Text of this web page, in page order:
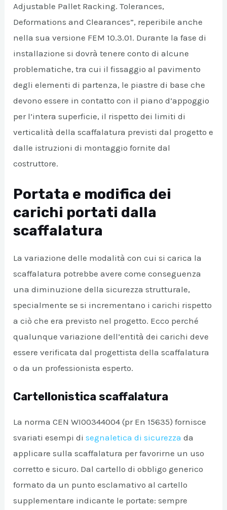
Adjustable Pallet Racking. Tolerances,
Deformations and Clearances”, reperibile anche
nella sua versione FEM 10.3.01. Durante la fase di
installazione si dovrà tenere conto di alcune
problematiche, tra cui il fissaggio al pavimento
degli elementi di partenza, le piastre di base che
devono essere in contatto con il piano d’appoggio
per l’intera superficie, il rispetto dei limiti di
verticalità della scaffalatura previsti dal progetto e
dalle istruzioni di montaggio fornite dal
costruttore.
Portata e modifica dei
carichi portati dalla
scaffalatura
La variazione delle modalità con cui si carica la
scaffalatura potrebbe avere come conseguenza
una diminuzione della sicurezza strutturale,
specialmente se si incrementano i carichi rispetto
a ciò che era previsto nel progetto. Ecco perché
qualunque variazione dell’entità dei carichi deve
essere verificata dal progettista della scaffalatura
o da un professionista esperto.
Cartellonistica scaffalatura
La norma CEN WI00344004 (pr En 15635) fornisce
svariati esempi disegnaletica di sicurezzada
applicare sulla scaffalatura per favorirne un uso
corretto e sicuro. Dal cartello di obbligo generico
formato da un punto esclamativo al cartello
supplementare indicante le portate: sempre